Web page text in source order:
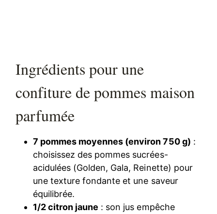
Ingrédients pour une
confiture de pommes maison
parfumée
7 pommes moyennes (environ 750 g) :
choisissez des pommes sucrées-
acidulées (Golden, Gala, Reinette) pour
une texture fondante et une saveur
équilibrée.
1/2 citron jaune : son jus empêche